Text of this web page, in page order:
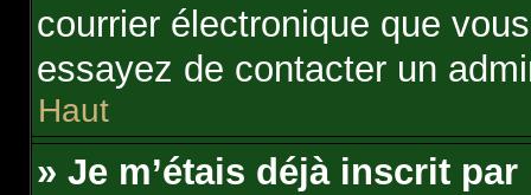
courrier électronique que
essayez de contacter un
Haut
» Je m’étais déjà inscrit